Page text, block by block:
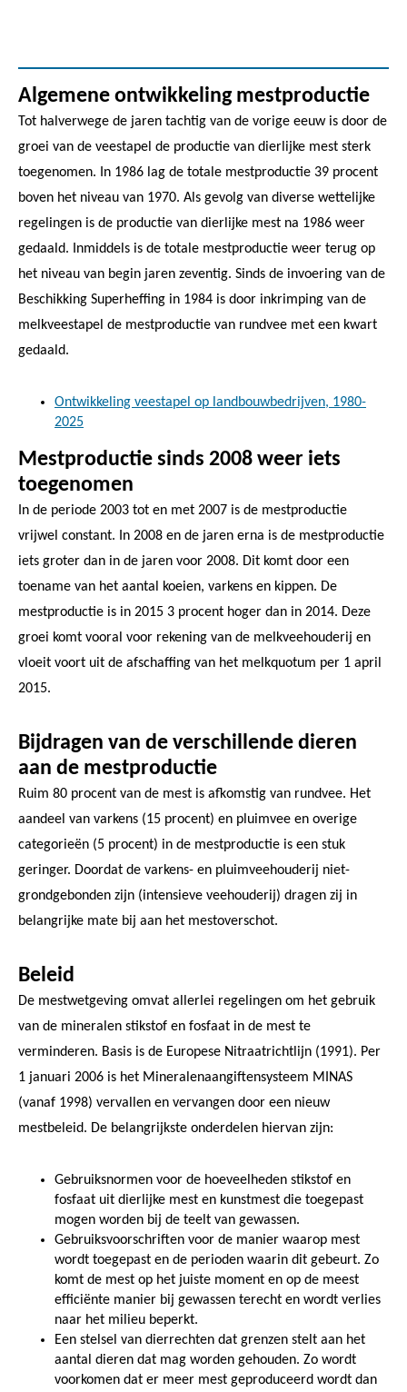
Algemene ontwikkeling mestproductie
Tot halverwege de jaren tachtig van de vorige eeuw is door de
groei van de veestapel de productie van dierlijke mest sterk
toegenomen. In 1986 lag de totale mestproductie 39 procent
boven het niveau van 1970. Als gevolg van diverse wettelijke
regelingen is de productie van dierlijke mest na 1986 weer
gedaald. Inmiddels is de totale mestproductie weer terug op
het niveau van begin jaren zeventig. Sinds de invoering van de
Beschikking Superheffing in 1984 is door inkrimping van de
melkveestapel de mestproductie van rundvee met een kwart
gedaald.
Ontwikkeling veestapel op landbouwbedrijven, 1980-
2025
Mestproductie sinds 2008 weer iets
toegenomen
In de periode 2003 tot en met 2007 is de mestproductie
vrijwel constant. In 2008 en de jaren erna is de mestproductie
iets groter dan in de jaren voor 2008. Dit komt door een
toename van het aantal koeien, varkens en kippen. De
mestproductie is in 2015 3 procent hoger dan in 2014. Deze
groei komt vooral voor rekening van de melkveehouderij en
vloeit voort uit de afschaffing van het melkquotum per 1 april
2015.
Bijdragen van de verschillende dieren
aan de mestproductie
Ruim 80 procent van de mest is afkomstig van rundvee. Het
aandeel van varkens (15 procent) en pluimvee en overige
categorieën (5 procent) in de mestproductie is een stuk
geringer. Doordat de varkens- en pluimveehouderij niet-
grondgebonden zijn (intensieve veehouderij) dragen zij in
belangrijke mate bij aan het mestoverschot.
Beleid
De mestwetgeving omvat allerlei regelingen om het gebruik
van de mineralen stikstof en fosfaat in de mest te
verminderen. Basis is de Europese Nitraatrichtlijn (1991). Per
1 januari 2006 is het Mineralenaangiftensysteem MINAS
(vanaf 1998) vervallen en vervangen door een nieuw
mestbeleid. De belangrijkste onderdelen hiervan zijn:
Gebruiksnormen voor de hoeveelheden stikstof en
fosfaat uit dierlijke mest en kunstmest die toegepast
mogen worden bij de teelt van gewassen.
Gebruiksvoorschriften voor de manier waarop mest
wordt toegepast en de perioden waarin dit gebeurt. Zo
komt de mest op het juiste moment en op de meest
efficiënte manier bij gewassen terecht en wordt verlies
naar het milieu beperkt.
Een stelsel van dierrechten dat grenzen stelt aan het
aantal dieren dat mag worden gehouden. Zo wordt
voorkomen dat er meer mest geproduceerd wordt dan